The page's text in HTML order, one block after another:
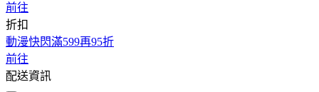
前往
折扣
動漫快閃滿599再95折
前往
配送資訊